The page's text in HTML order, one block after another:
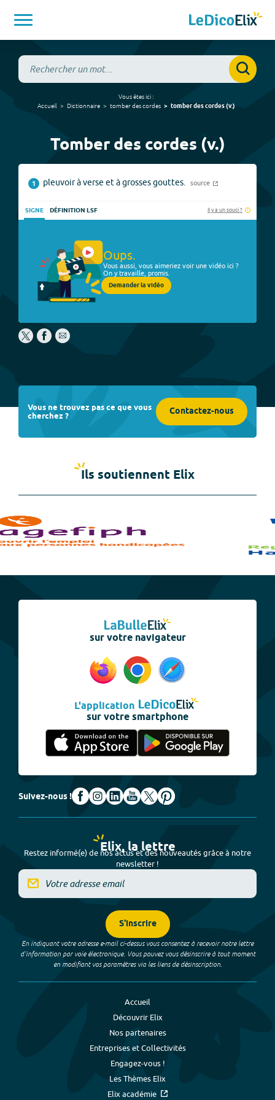
Vous êtes ici :
Accueil
Dictionnaire tomber des cordes tomber des cordes(v.)
Tomber des cordes (v.)
1 pleuvoir à verse et à grosses gouttes. source
SIGNE DÉFINITION LSF Il y a un souci ?
Oups.
Vous aussi, vous aimeriez voir une vidéo ici ?
On y travaille, promis.
Demander la vidéo
Vous ne trouvez pas ce que vous
cherchez ? Contactez-nous
Ils soutiennent Elix
sur votre navigateur
L'application
sur votre smartphone
Suivez-nous !
Elix, la lettre
Restez informé(e) de nos actus et des nouveautés grâce à notre
newsletter !
S'inscrire
En indiquant votre adresse e-mail ci-dessus vous consentez à recevoir notre lettre
d’information par voie électronique. Vous pouvez vous désinscrire à tout moment
en modifiant vos paramètres via les liens de désinscription.
Accueil
Découvrir Elix
Nos partenaires
Entreprises et Collectivités
Engagez-vous !
Les Thèmes Elix
Elix académie